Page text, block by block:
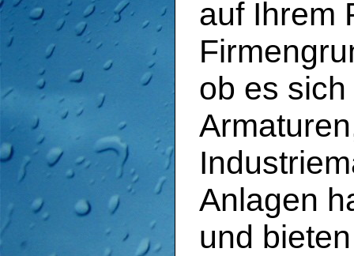
auf Ihrem
ob es
Anlagen
und